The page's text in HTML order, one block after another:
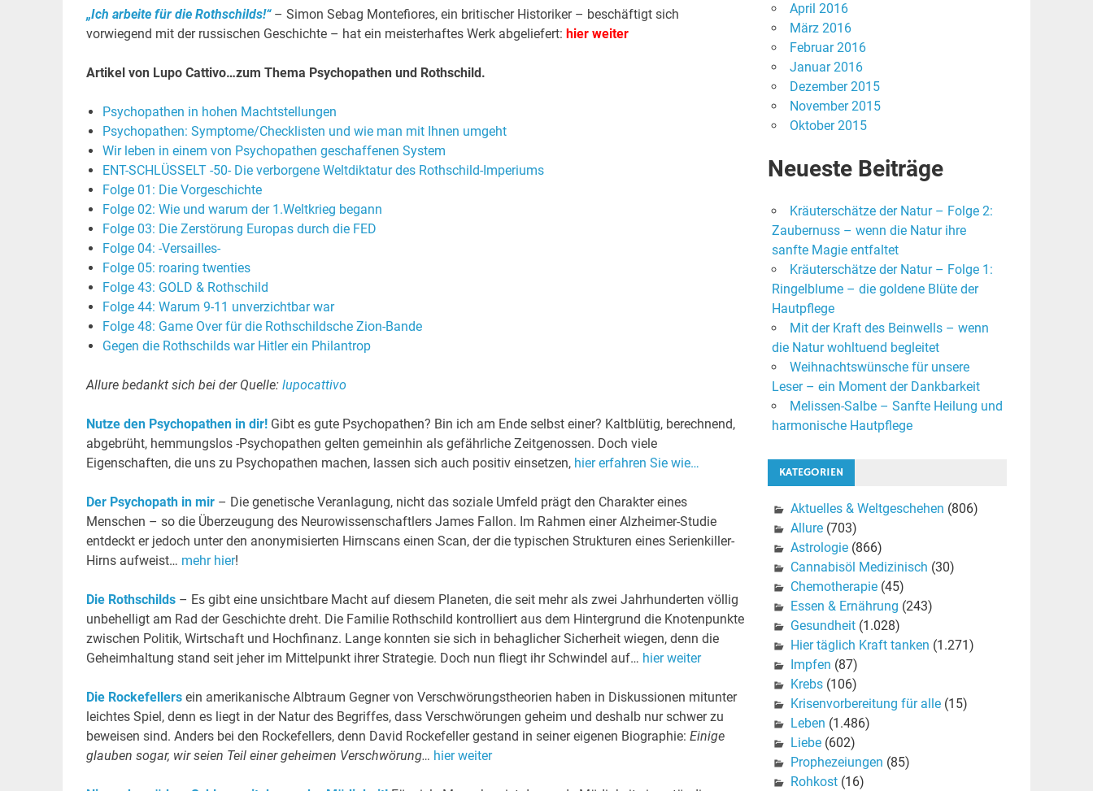
„Ich arbeite für die Rothschilds!“ – Simon Sebag Montefiores, ein britischer Historiker – beschäftigt sich
vorwiegend mit der russischen Geschichte – hat ein meisterhaftes Werk abgeliefert: hier weiter
Artikel von Lupo Cattivo…zum Thema Psychopathen und Rothschild.
Psychopathen in hohen Machtstellungen
Psychopathen: Symptome/Checklisten und wie man mit Ihnen umgeht
Wir leben in einem von Psychopathen geschaffenen System
ENT-SCHLÜSSELT -50- Die verborgene Weltdiktatur des Rothschild-Imperiums
Folge 01: Die Vorgeschichte
Folge 02: Wie und warum der 1.Weltkrieg begann
Folge 03: Die Zerstörung Europas durch die FED
Folge 04: -Versailles-
Folge 05: roaring twenties
Folge 43: GOLD & Rothschild
Folge 44: Warum 9-11 unverzichtbar war
Folge 48: Game Over für die Rothschildsche Zion-Bande
Gegen die Rothschilds war Hitler ein Philantrop
Allure bedankt sich bei der Quelle: lupocattivo
Nutze den Psychopathen in dir!Gibt es gute Psychopathen? Bin ich am Ende selbst einer? Kaltblütig, berechnend,
abgebrüht, hemmungslos -Psychopathen gelten gemeinhin als gefährliche Zeitgenossen. Doch viele
Eigenschaften, die uns zu Psychopathen machen, lassen sich auch positiv einsetzen, hier erfahren Sie wie…
Der Psychopath in mir– Die genetische Veranlagung, nicht das soziale Umfeld prägt den Charakter eines
Menschen – so die Überzeugung des Neurowissenschaftlers James Fallon. Im Rahmen einer Alzheimer-Studie
entdeckt er jedoch unter den anonymisierten Hirnscans einen Scan, der die typischen Strukturen eines Serienkiller-
Hirns aufweist… mehr hier!
Die Rothschilds– Es gibt eine unsichtbare Macht auf diesem Planeten, die seit mehr als zwei Jahrhunderten völlig
unbehelligt am Rad der Geschichte dreht. Die Familie Rothschild kontrolliert aus dem Hintergrund die Knotenpunkte
zwischen Politik, Wirtschaft und Hochfinanz. Lange konnten sie sich in behaglicher Sicherheit wiegen, denn die
Geheimhaltung stand seit jeher im Mittelpunkt ihrer Strategie. Doch nun fliegt ihr Schwindel auf… hier weiter
Die Rockefellersein amerikanische Albtraum Gegner von Verschwörungstheorien haben in Diskussionen mitunter
leichtes Spiel, denn es liegt in der Natur des Begriffes, dass Verschwörungen geheim und deshalb nur schwer zu
beweisen sind. Anders bei den Rockefellers, denn David Rockefeller gestand in seiner eigenen Biographie: Einige
glauben sogar, wir seien Teil einer geheimen Verschwörung… hier weiter
April 2016
März 2016
Februar 2016
Januar 2016
Dezember 2015
November 2015
Oktober 2015
Neueste Beiträge
Kräuterschätze der Natur – Folge 2:
Zaubernuss – wenn die Natur ihre
sanfte Magie entfaltet
Kräuterschätze der Natur – Folge 1:
Ringelblume – die goldene Blüte der
Hautpflege
Mit der Kraft des Beinwells – wenn
die Natur wohltuend begleitet
Weihnachtswünsche für unsere
Leser – ein Moment der Dankbarkeit
Melissen-Salbe – Sanfte Heilung und
harmonische Hautpflege
KATEGORIEN
Aktuelles & Weltgeschehen (806)
Allure(703)
Astrologie(866)
Cannabisöl Medizinisch (30)
Chemotherapie(45)
Essen & Ernährung (243)
Gesundheit(1.028)
Hier täglich Kraft tanken (1.271)
Impfen (87)
Krebs(106)
Krisenvorbereitung für alle(15)
Leben (1.486)
Liebe(602)
Prophezeiungen (85)
Rohkost(16)